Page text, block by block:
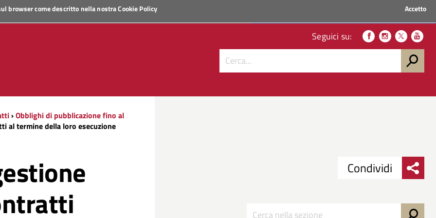
browser come descritto nella nostraCookie Policy Accetto
Seguici su:
›Obblighi di pubblicazione fino al
al termine della loro esecuzione
Condividi